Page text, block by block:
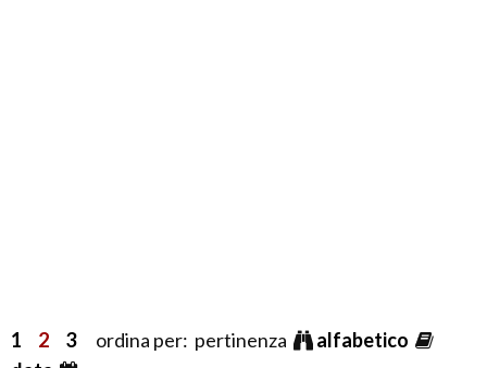
1 2 3ordina per: pertinenza
alfabetico